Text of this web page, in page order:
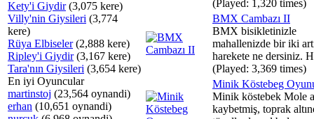
Kety'i Giydir(3,075 kere)
Villy'nin Giysileri (3,774
kere)
Rüya Elbiseler(2,888 kere)
Ripley'i Giydir(3,167 kere)
Tara'nın Giysileri (3,654 kere)
En iyi Oyuncular
martinstoj (23,564 oynandi)
erhan (10,651 oynandi)
(Played: 1,320 times)
BMX Cambazı II
BMX bisikletinizle
mahallenizde bir iki
harekete ne dersiniz.
(Played: 3,369 times)
Minik Köstebeg
Minik köstebek Mole
kaybetmiş, toprak